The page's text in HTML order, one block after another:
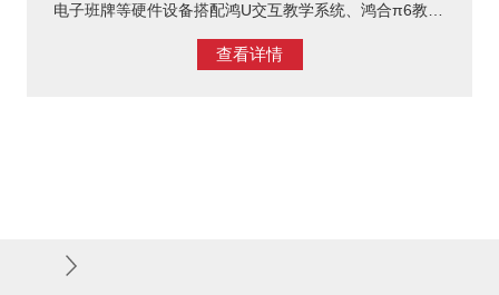
电子班牌等硬件设备搭配鸿U交互教学系统、鸿合π6教学
接，将教与学充分融合，贯穿课前、 课中、课后整个教
查看详情